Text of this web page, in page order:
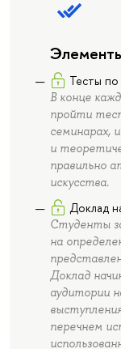
Тесты по
В конце
пройти
семинарах,
и
правильно
искусства.
Доклад
Студенты
на
Доклад
аудитории
перечнем